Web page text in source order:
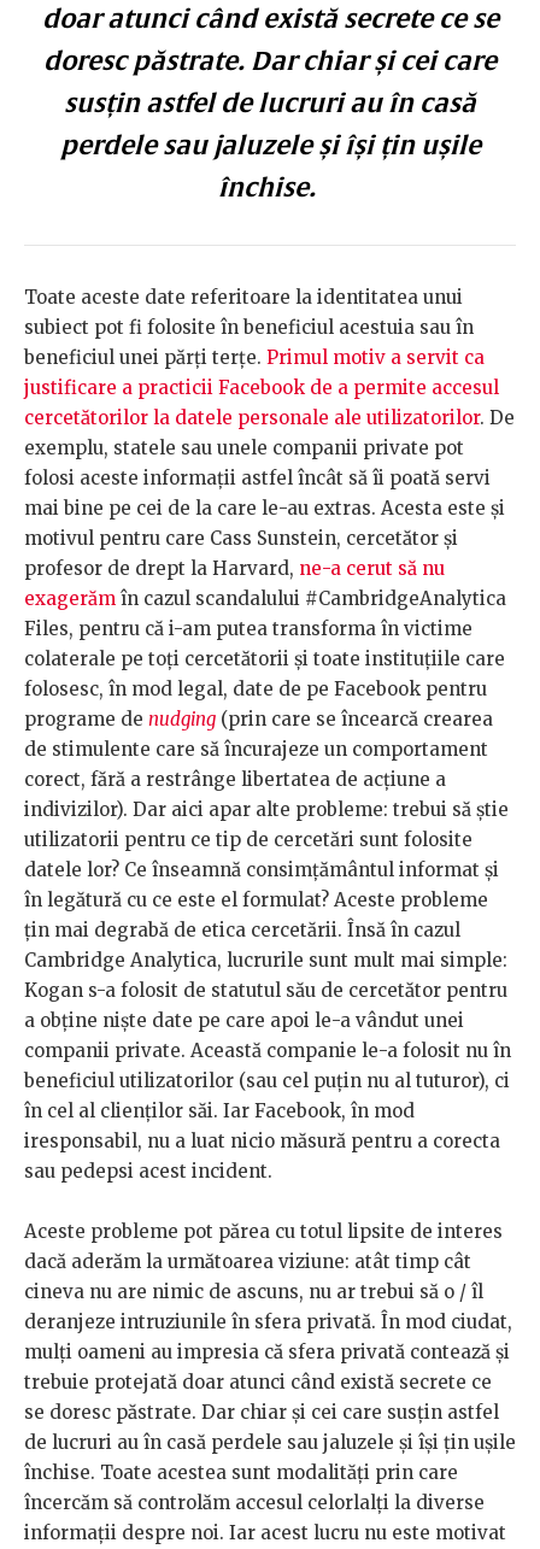
doar atunci când există secrete ce se
doresc păstrate. Dar chiar și cei care
susțin astfel de lucruri au în casă
perdele sau jaluzele și își țin ușile
închise.
Toate aceste date referitoare la identitatea unui
subiect pot fi folosite în beneficiul acestuia sau în
beneficiul unei părți terțe. Primul motiv a servit ca
justificare a practicii Facebook de a permite accesul
cercetătorilor la datele personale ale utilizatorilor. De
exemplu, statele sau unele companii private pot
folosi aceste informații astfel încât să îi poată servi
mai bine pe cei de la care le-au extras. Acesta este și
motivul pentru care Cass Sunstein, cercetător și
profesor de drept la Harvard, ne-a cerut să nu
exagerăm în cazul scandalului #CambridgeAnalytica
Files, pentru că i-am putea transforma în victime
colaterale pe toți cercetătorii și toate instituțiile care
folosesc, în mod legal, date de pe Facebook pentru
programe de nudging (prin care se încearcă crearea
de stimulente care să încurajeze un comportament
corect, fără a restrânge libertatea de acțiune a
indivizilor). Dar aici apar alte probleme: trebui să știe
utilizatorii pentru ce tip de cercetări sunt folosite
datele lor? Ce înseamnă consimțământul informat și
în legătură cu ce este el formulat? Aceste probleme
țin mai degrabă de etica cercetării. Însă în cazul
Cambridge Analytica, lucrurile sunt mult mai simple:
Kogan s-a folosit de statutul său de cercetător pentru
a obține niște date pe care apoi le-a vândut unei
companii private. Această companie le-a folosit nu în
beneficiul utilizatorilor (sau cel puțin nu al tuturor), ci
în cel al clienților săi. Iar Facebook, în mod
iresponsabil, nu a luat nicio măsură pentru a corecta
sau pedepsi acest incident.
Aceste probleme pot părea cu totul lipsite de interes
dacă aderăm la următoarea viziune: atât timp cât
cineva nu are nimic de ascuns, nu ar trebui să o / îl
deranjeze intruziunile în sfera privată. În mod ciudat,
mulți oameni au impresia că sfera privată contează și
trebuie protejată doar atunci când există secrete ce
se doresc păstrate. Dar chiar și cei care susțin astfel
de lucruri au în casă perdele sau jaluzele și își țin ușile
închise. Toate acestea sunt modalități prin care
încercăm să controlăm accesul celorlalți la diverse
informații despre noi. Iar acest lucru nu este motivat